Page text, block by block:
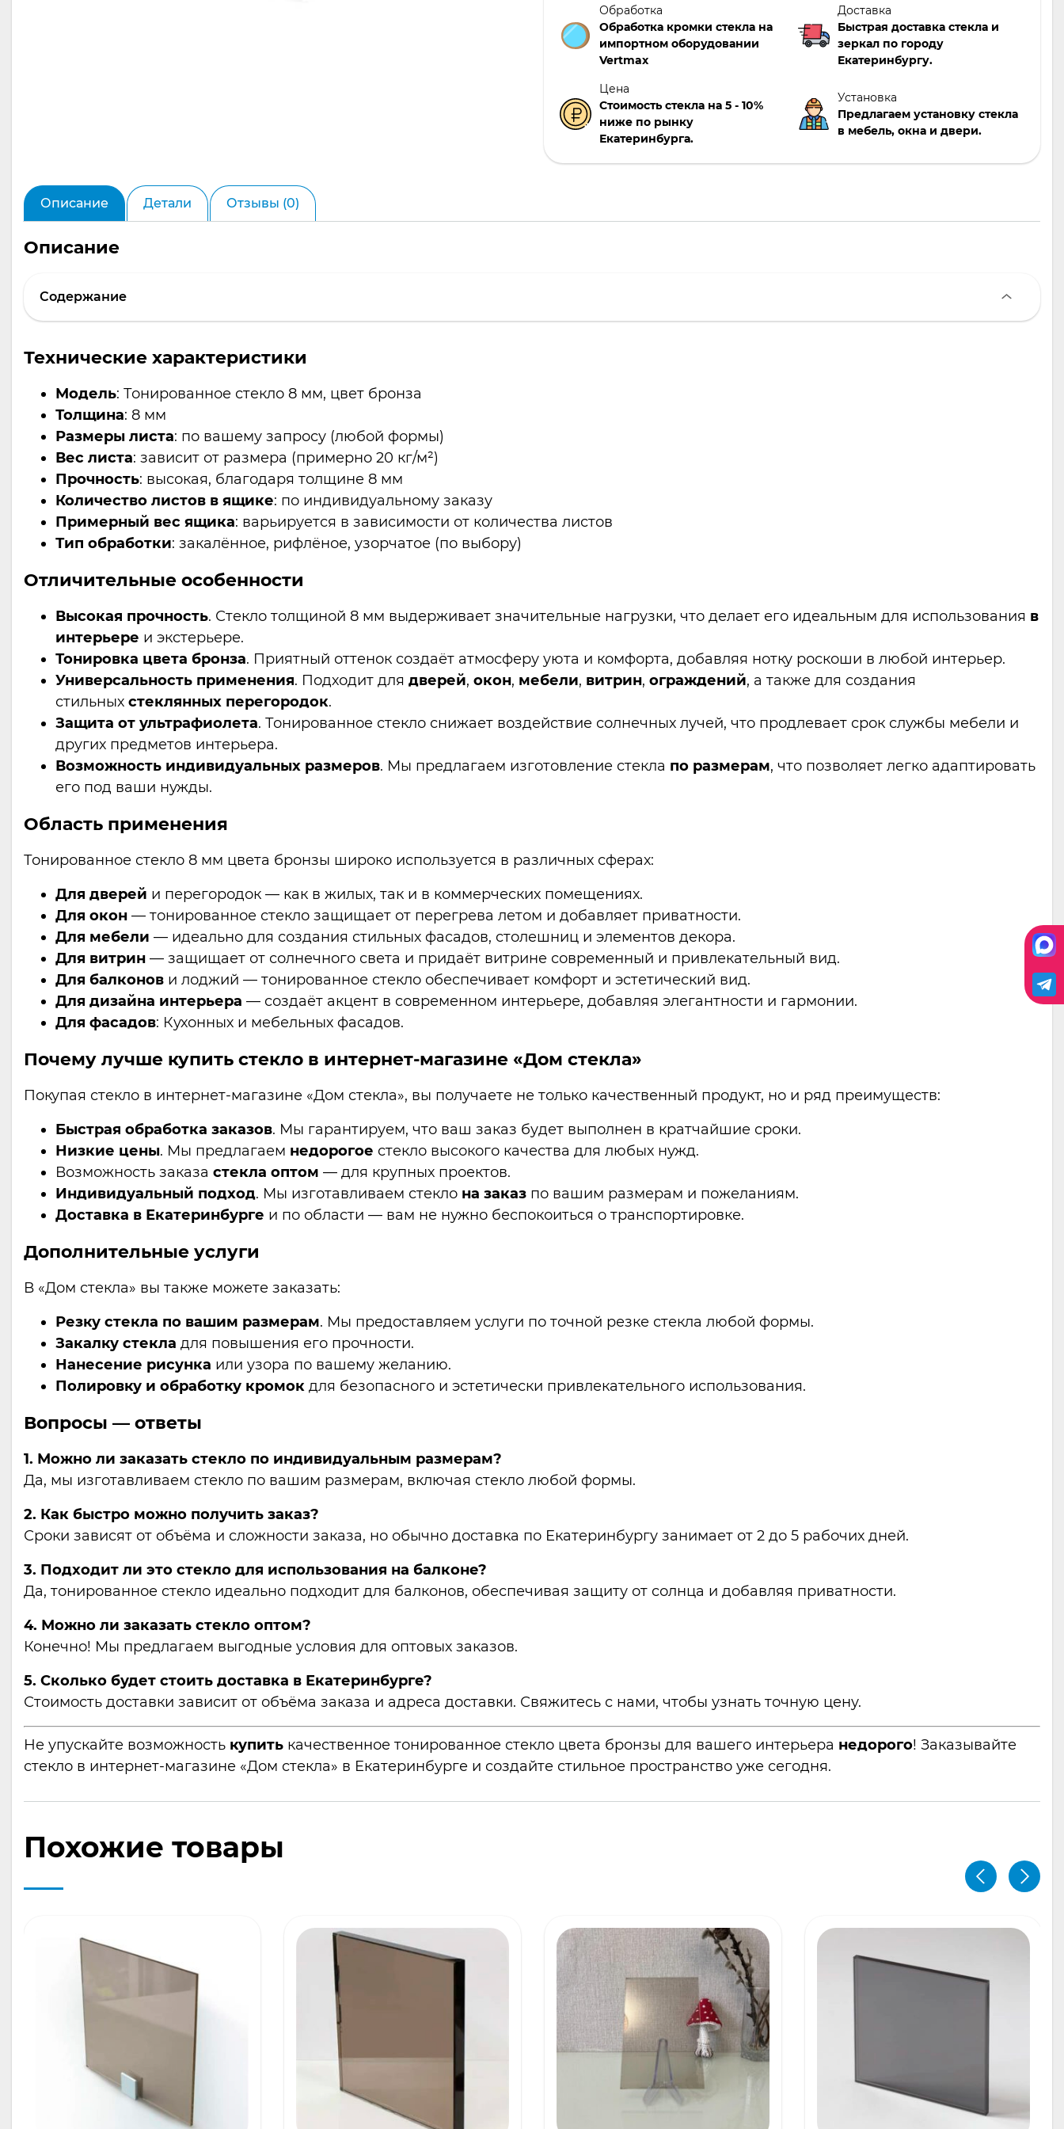
Обработка
Обработка кромки стекла на
импортном оборудовании
Vertmax
Доставка
Быстрая доставка стекла и
зеркал по городу
Екатеринбургу.
Цена
Стоимость стекла на 5 - 10%
ниже по рынку
Екатеринбурга.
Установка
Предлагаем установку стекла
в мебель, окна и двери.
Описание Детали Отзывы (0)
Описание
Содержание
Технические характеристики
Модель: Тонированное стекло 8 мм, цвет бронза
Толщина: 8 мм
Размеры листа: по вашему запросу (любой формы)
Вес листа: зависит от размера (примерно 20 кг/м²)
Прочность: высокая, благодаря толщине 8 мм
Количество листов в ящике: по индивидуальному заказу
Примерный вес ящика: варьируется в зависимости от количества листов
Тип обработки: закалённое, рифлёное, узорчатое (по выбору)
Отличительные особенности
Высокая прочность. Стекло толщиной 8 мм выдерживает значительные нагрузки, что делает его идеальным для использования в
интерьере и экстерьере.
Тонировка цвета бронза. Приятный оттенок создаёт атмосферу уюта и комфорта, добавляя нотку роскоши в любой интерьер.
Универсальность применения. Подходит для дверей, окон, мебели, витрин, ограждений, а также для создания
стильных стеклянных перегородок.
Защита от ультрафиолета. Тонированное стекло снижает воздействие солнечных лучей, что продлевает срок службы мебели и
других предметов интерьера.
Возможность индивидуальных размеров. Мы предлагаем изготовление стекла по размерам, что позволяет легко адаптировать
его под ваши нужды.
Область применения
Тонированное стекло 8 мм цвета бронзы широко используется в различных сферах:
Для дверей и перегородок — как в жилых, так и в коммерческих помещениях.
Для окон — тонированное стекло защищает от перегрева летом и добавляет приватности.
Для мебели — идеально для создания стильных фасадов, столешниц и элементов декора.
Для витрин — защищает от солнечного света и придаёт витрине современный и привлекательный вид.
Для балконов и лоджий — тонированное стекло обеспечивает комфорт и эстетический вид.
Для дизайна интерьера — создаёт акцент в современном интерьере, добавляя элегантности и гармонии.
Для фасадов: Кухонных и мебельных фасадов.
Почему лучше купить стекло в интернет-магазине «Дом стекла»
Покупая стекло в интернет-магазине «Дом стекла», вы получаете не только качественный продукт, но и ряд преимуществ:
Быстрая обработка заказов. Мы гарантируем, что ваш заказ будет выполнен в кратчайшие сроки.
Низкие цены. Мы предлагаем недорогое стекло высокого качества для любых нужд.
Возможность заказа стекла оптом — для крупных проектов.
Индивидуальный подход. Мы изготавливаем стекло на заказ по вашим размерам и пожеланиям.
Доставка в Екатеринбурге и по области — вам не нужно беспокоиться о транспортировке.
Дополнительные услуги
В «Дом стекла» вы также можете заказать:
Резку стекла по вашим размерам. Мы предоставляем услуги по точной резке стекла любой формы.
Закалку стекла для повышения его прочности.
Нанесение рисунка или узора по вашему желанию.
Полировку и обработку кромок для безопасного и эстетически привлекательного использования.
Вопросы — ответы
1. Можно ли заказать стекло по индивидуальным размерам?
Да, мы изготавливаем стекло по вашим размерам, включая стекло любой формы.
2. Как быстро можно получить заказ?
Сроки зависят от объёма и сложности заказа, но обычно доставка по Екатеринбургу занимает от 2 до 5 рабочих дней.
3. Подходит ли это стекло для использования на балконе?
Да, тонированное стекло идеально подходит для балконов, обеспечивая защиту от солнца и добавляя приватности.
4. Можно ли заказать стекло оптом?
Конечно! Мы предлагаем выгодные условия для оптовых заказов.
5. Сколько будет стоить доставка в Екатеринбурге?
Стоимость доставки зависит от объёма заказа и адреса доставки. Свяжитесь с нами, чтобы узнать точную цену.
Не упускайте возможность купить качественное тонированное стекло цвета бронзы для вашего интерьера недорого! Заказывайте
стекло в интернет-магазине «Дом стекла» в Екатеринбурге и создайте стильное пространство уже сегодня.
Похожие товары